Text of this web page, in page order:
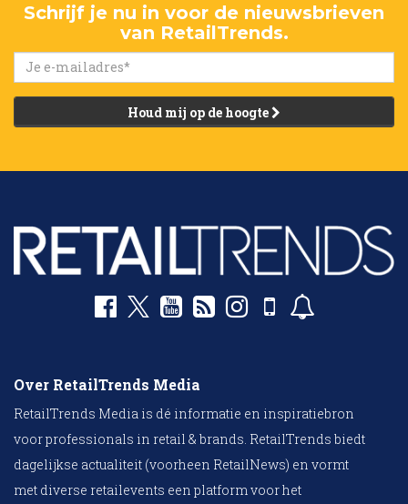
Schrijf je nu in voor de nieuwsbrieven
van RetailTrends.
Houd mij op de hoogte
Over RetailTrends Media
RetailTrends Media is dé informatie en inspiratiebron
voor professionals in retail & brands. RetailTrends biedt
dagelijkse actualiteit (voorheen RetailNews) en vormt
met diverse retailevents een platform voor het